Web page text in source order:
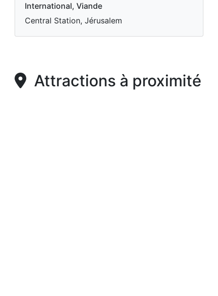
International, Viande
Central Station, Jérusalem
Attractions à proximité